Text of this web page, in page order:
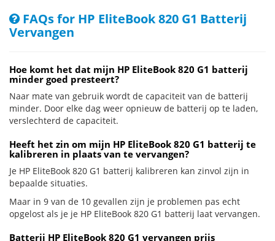
FAQs for HP EliteBook 820 G1 Batterij
Vervangen
Hoe komt het dat mijn HP EliteBook 820 G1 batterij
minder goed presteert?
Naar mate van gebruik wordt de capaciteit van de batterij
minder. Door elke dag weer opnieuw de batterij op te laden,
verslechterd de capaciteit.
Heeft het zin om mijn HP EliteBook 820 G1 batterij te
kalibreren in plaats van te vervangen?
Je HP EliteBook 820 G1 batterij kalibreren kan zinvol zijn in
bepaalde situaties.
Maar in 9 van de 10 gevallen zijn je problemen pas echt
opgelost als je je HP EliteBook 820 G1 batterij laat vervangen.
Batterij HP EliteBook 820 G1 vervangen prijs